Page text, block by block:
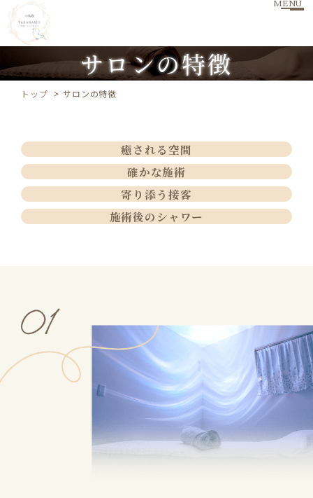
MENU
サロンの特徴
トップ サロンの特徴
癒される空間
確かな施術
寄り添う接客
施術後のシャワー